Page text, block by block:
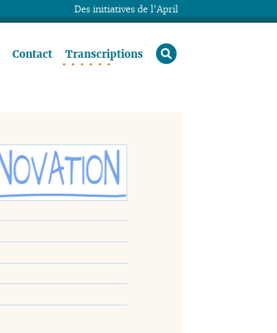
Contact Transcriptions rechercher
Des initiatives de l’April